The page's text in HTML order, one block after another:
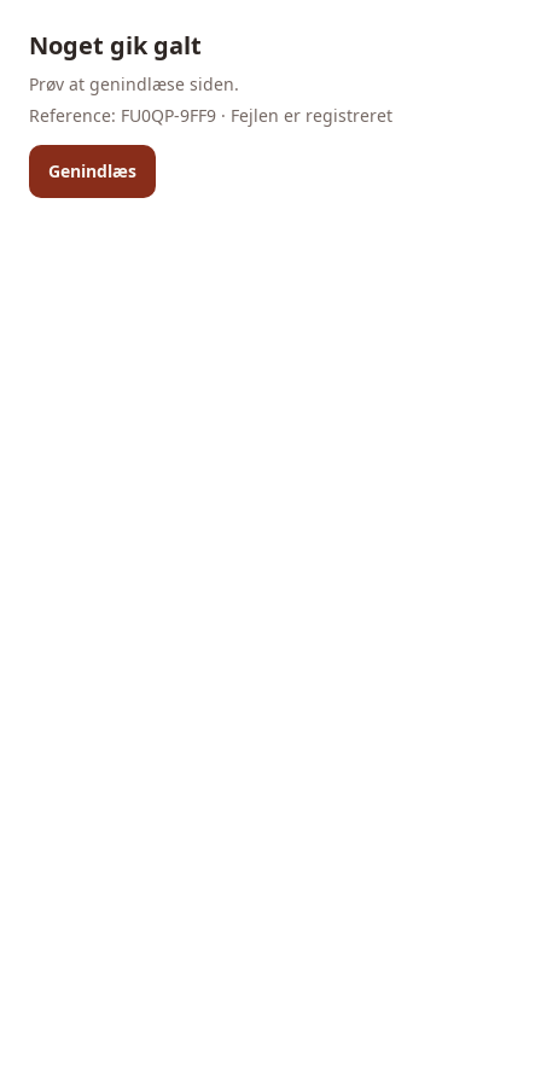
Noget gik galt
Prøv at genindlæse siden.
Reference: FU0QP-9FF9 · Fejlen er registreret
Genindlæs